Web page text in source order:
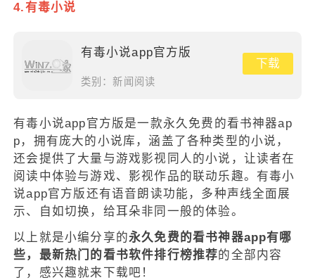
4.有毒小说
有毒小说app官方版
类别：新闻阅读
下载
有毒小说app官方版是一款永久免费的看书神器ap
p，拥有庞大的小说库，涵盖了各种类型的小说，
还会提供了大量与游戏影视同人的小说，让读者在
阅读中体验与游戏、影视作品的联动乐趣。有毒小
说app官方版还有语音朗读功能，多种声线全面展
示、自如切换，给耳朵非同一般的体验。
以上就是小编分享的永久免费的看书神器app有哪
些，最新热门的看书软件排行榜推荐的全部内容
了，感兴趣就来下载吧！